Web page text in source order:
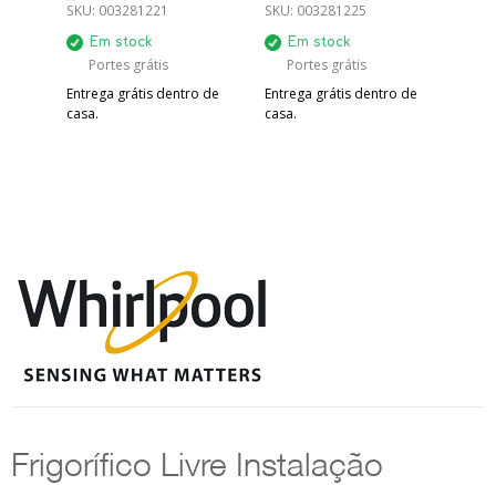
SKU: 003281221
Em stock
Portes grátis
Entrega grátis dentro de
casa.
SKU: 003281225
Em stock
Portes grátis
Entrega grátis dentro de
casa.
Frigorífico Livre Instalação